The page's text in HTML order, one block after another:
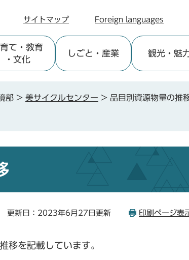
サイトマップ Foreign languages
て ・教育
・文化
しごと ・産業 観光・魅
部 > 美サイクルセンター > 品目別資源物量の推
更新日：2023年6月27日更新 印刷ページ表
移を記載しています。